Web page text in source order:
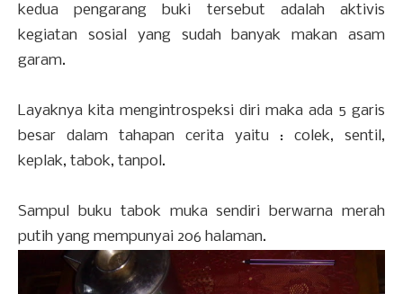
kedua pengarang buki tersebut adalah aktivis
kegiatan sosial yang sudah banyak makan asam
garam.
Layaknya kita mengintrospeksi diri maka ada 5 garis
besar dalam tahapan cerita yaitu : colek, sentil,
keplak, tabok, tanpol.
Sampul buku tabok muka sendiri berwarna merah
putih yang mempunyai 206 halaman.